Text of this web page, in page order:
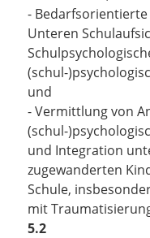
-
Unteren
(schul-
und
- Vermittlung von
(schul-
und Integration
zugewanderten
Schule,
mit
5.2